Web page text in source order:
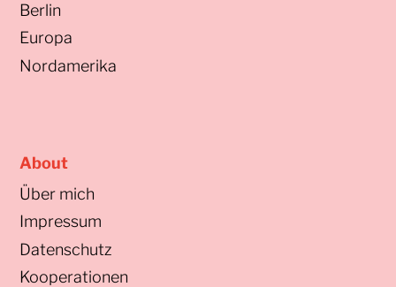
Berlin
Europa
Nordamerika
About
Über mich
Impressum
Datenschutz
Kooperationen